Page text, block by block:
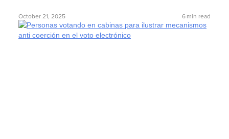
October 21, 2025 6min read